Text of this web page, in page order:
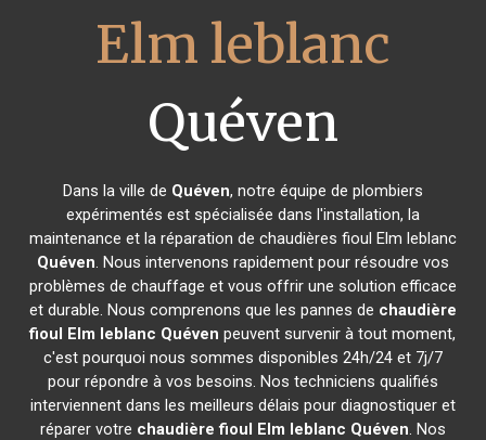
Elm leblanc
Quéven
Dans la ville de Quéven, notre équipe de plombiers
expérimentés est spécialisée dans l'installation, la
maintenance et la réparation de chaudières fioul Elm leblanc
Quéven. Nous intervenons rapidement pour résoudre vos
problèmes de chauffage et vous offrir une solution efficace
et durable. Nous comprenons que les pannes de chaudière
fioul Elm leblanc Quéven peuvent survenir à tout moment,
c'est pourquoi nous sommes disponibles 24h/24 et 7j/7
pour répondre à vos besoins. Nos techniciens qualifiés
interviennent dans les meilleurs délais pour diagnostiquer et
réparer votre chaudière fioul Elm leblanc Quéven. Nos